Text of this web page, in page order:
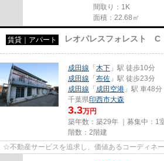
間取り：1K
面積：22.68㎡
賃貸｜アパート レオパレスフォレスト C
成田線 「木下 」駅 徒歩10分
成田線 「布佐 」駅 徒歩23分
成田線 「成田空港 」駅 車48
千葉県印西市大森
3.3万円
築年数：築29年 ｜募集中： 1
階数：2階建
☆不動産サービスを追求し、価値あるコーディネ